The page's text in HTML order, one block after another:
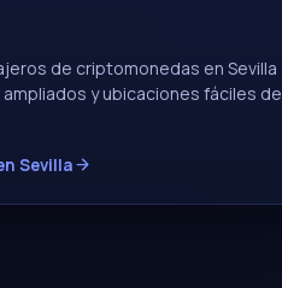
de criptomonedas en Sevilla
y ubicaciones fáciles de
Sevilla